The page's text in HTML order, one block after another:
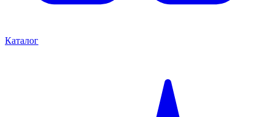
Каталог